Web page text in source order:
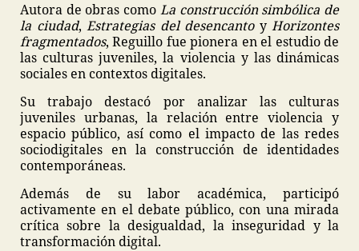
Autora de obras como La construcción simbólica de
la ciudad, Estrategias del desencantoy Horizontes
fragmentados, Reguillo fue pionera en el estudio de
las culturas juveniles, la violencia y las dinámicas
sociales en contextos digitales.
Su trabajo destacó por analizar las culturas
juveniles urbanas, la relación entre violencia y
espacio público, así como el impacto de las redes
sociodigitales en la construcción de identidades
contemporáneas.
Además de su labor académica, participó
activamente en el debate público, con una mirada
crítica sobre la desigualdad, la inseguridad y la
transformación digital.